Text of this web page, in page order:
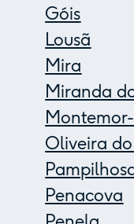
Góis
Lousã
Mira
Miranda
Oliveira
Penacova